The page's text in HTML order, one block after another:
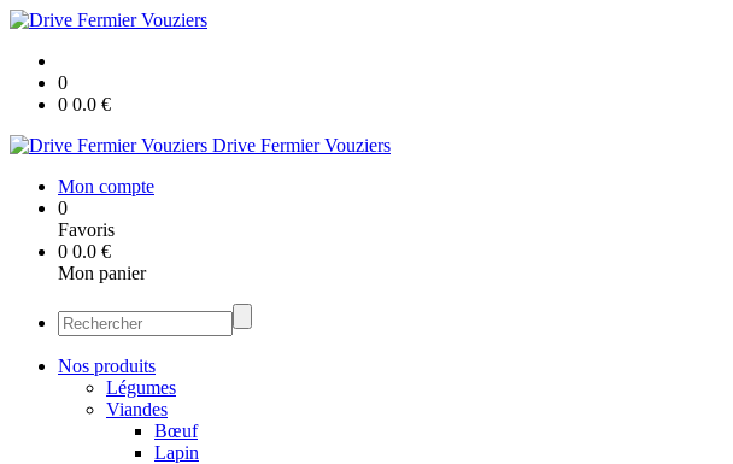
0
0 0.0 €
Drive Fermier Vouziers
Mon compte
0
Favoris
0 0.0 €
Mon panier
Nos produits
Légumes
Viandes
Bœuf
Lapin